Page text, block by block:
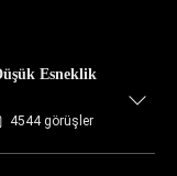
Esneklik
4544 görüşler